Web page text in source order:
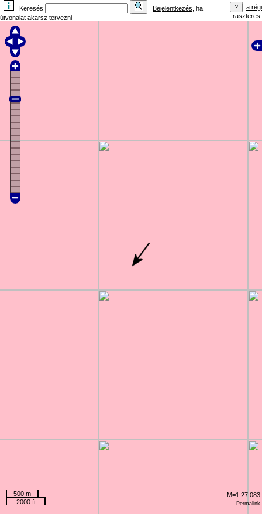
Keresés Bejelentkezés , ha
útvonalat akarsz tervezni
a régi
raszteres
Permalink
500 m
2000 ft
M=1:27 083